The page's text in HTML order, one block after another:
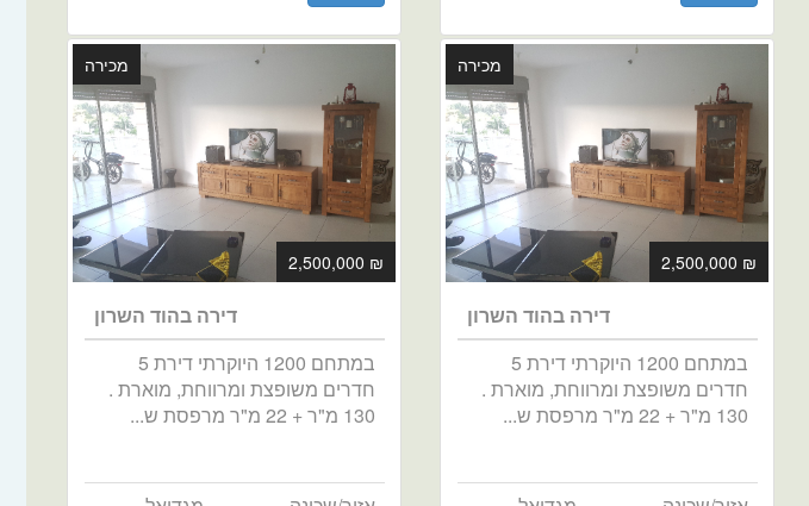
₪ 2,500,000
מכירה
דירה בהוד השרון
במתחם 1200 היוקרתי דירת 5
חדרים משופצת ומרווחת, מוארת .
130 מ"ר + 22 מ"ר מרפסת ש...
₪ 2,500,000
מכירה
דירה בהוד השרון
במתחם 1200 היוקרתי דירת 5
חדרים משופצת ומרווחת, מוארת .
130 מ"ר + 22 מ"ר מרפסת ש...